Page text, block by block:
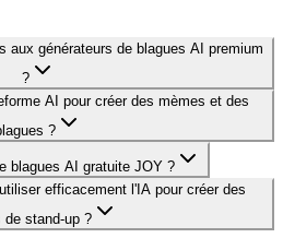
aux générateurs de blagues AI premium
?
AI pour créer des mèmes et des
?
blagues AI gratuite JOY ?
efficacement l'IA pour créer des
de stand-up ?